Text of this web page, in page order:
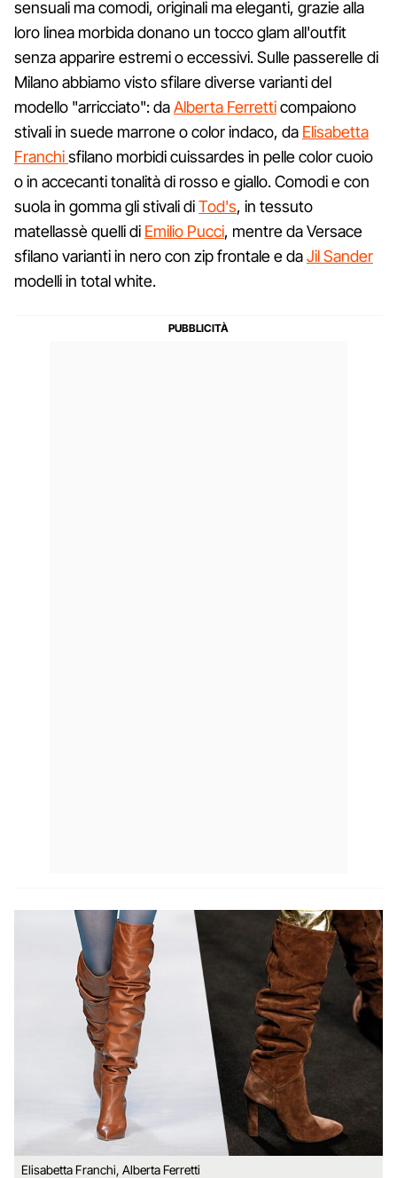
sensuali ma comodi, originali ma eleganti, grazie alla
loro linea morbida donano un tocco glam all'outfit
senza apparire estremi o eccessivi. Sulle passerelle di
Milano abbiamo visto sfilare diverse varianti del
modello "arricciato": daAlberta Ferretticompaiono
stivali in suede marrone o color indaco, da Elisabetta
Franchisfilano morbidi cuissardes in pelle color cuoio
o in accecanti tonalità di rosso e giallo. Comodi e con
suola in gomma gli stivali diTod's, in tessuto
matellassè quelli di Emilio Pucci, mentre da Versace
sfilano varianti in nero con zip frontale e daJil Sander
modelli in total white.
Elisabetta Franchi, Alberta Ferretti